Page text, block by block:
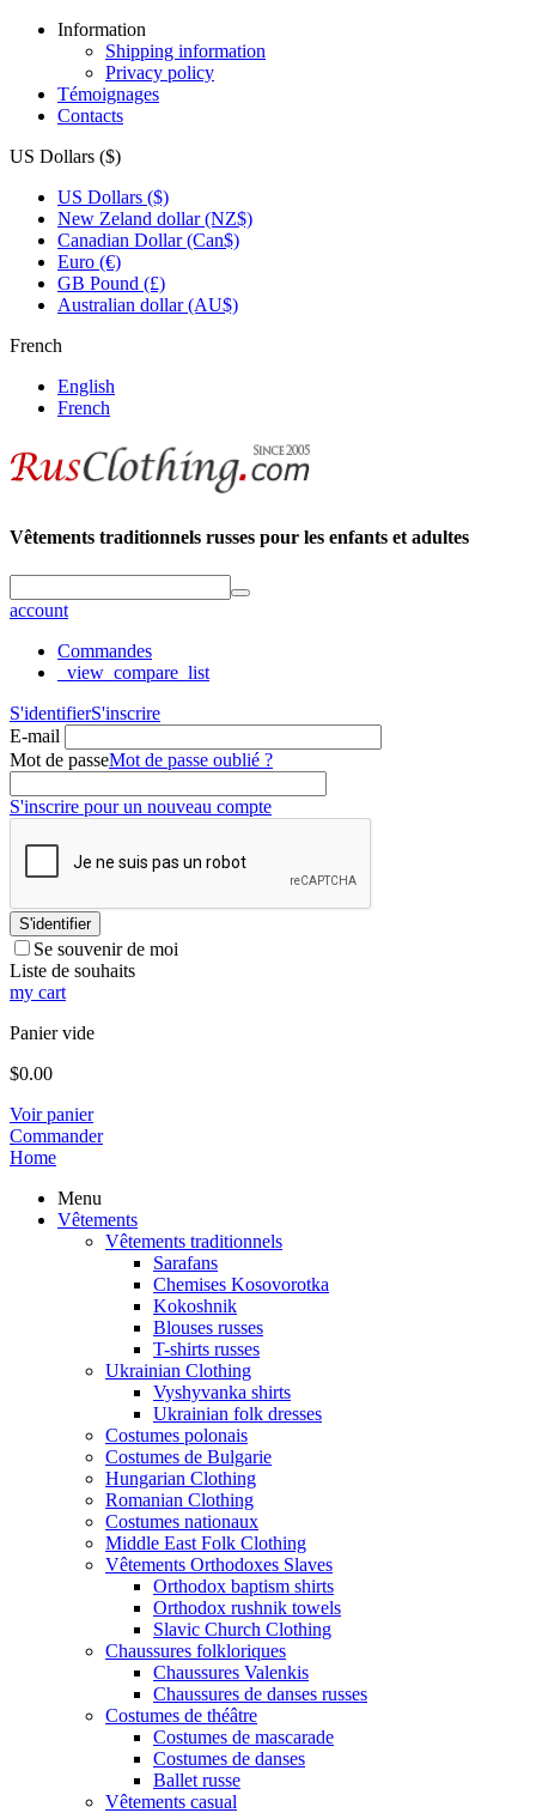
Information
Shipping information
Privacy policy
Témoignages
Contacts
US Dollars ($)
US Dollars ($)
New Zeland dollar (NZ$)
Canadian Dollar (Can$)
Euro (€)
GB Pound (£)
Australian dollar (AU$)
French
English
French
Vêtements traditionnels russes pour les enfants et adultes
account
Commandes
_view_compare_list
S'identifierS'inscrire
E-mail
Mot de passeMot de passe oublié ?
S'inscrire pour un nouveau compte
S'identifier
Se souvenir de moi
Liste de souhaits
my cart
Panier vide
$0.00
Voir panier
Commander
Home
Menu
Vêtements
Vêtements traditionnels
Sarafans
Chemises Kosovorotka
Kokoshnik
Blouses russes
T-shirts russes
Ukrainian Clothing
Vyshyvanka shirts
Ukrainian folk dresses
Costumes polonais
Costumes de Bulgarie
Hungarian Clothing
Romanian Clothing
Costumes nationaux
Middle East Folk Clothing
Vêtements Orthodoxes Slaves
Orthodox baptism shirts
Orthodox rushnik towels
Slavic Church Clothing
Chaussures folkloriques
Chaussures Valenkis
Chaussures de danses russes
Costumes de théâtre
Costumes de mascarade
Costumes de danses
Ballet russe
Vêtements casual